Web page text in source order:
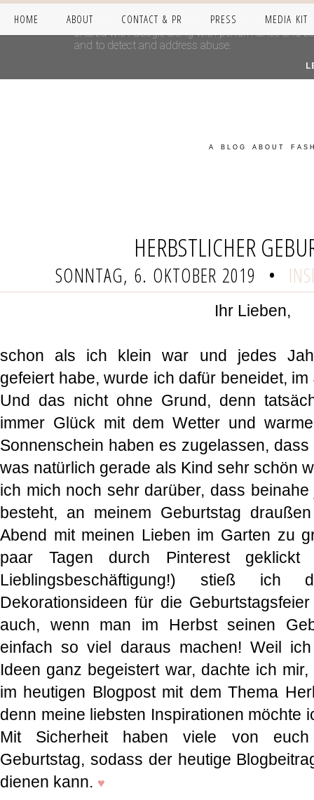
HOME ABOUT CONTACT & PR PRESS MEDIA KIT
A BLOG ABOUT
HERBSTLICHER
SONNTAG, 6. OKTOBER 2019 •
Ihr Lieben,
schon als ich klein war und jedes
gefeiert habe, wurde ich dafür beneidet,
Und das nicht ohne Grund, denn
immer Glück mit dem Wetter und
Sonnenschein haben es zugelassen,
was natürlich gerade als Kind sehr schön
ich mich noch sehr darüber, dass
besteht, an meinem Geburtstag
Abend mit meinen Lieben im Garten zu
paar Tagen durch Pinterest geklickt
Lieblingsbeschäftigung!) stieß ich
Dekorationsideen für die
auch, wenn man im Herbst seinen
einfach so viel daraus machen! Weil
Ideen ganz begeistert war, dachte ich
im heutigen Blogpost mit dem Thema
denn meine liebsten Inspirationen möchte
Mit Sicherheit haben viele von
Geburtstag, sodass der heutige
dienen kann. ♥
This site uses cookies from Google to deliver its
shared with Google along with performance and
and to detect and address abuse.